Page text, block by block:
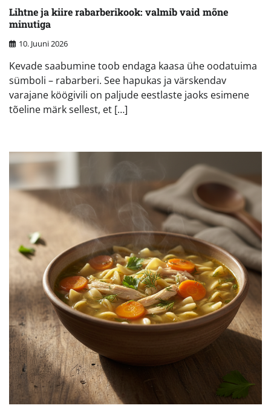
Lihtne ja kiire rabarberikook: valmib vaid mõne
minutiga
10. Juuni 2026
Kevade saabumine toob endaga kaasa ühe oodatuima
sümboli – rabarberi. See hapukas ja värskendav
varajane köögivili on paljude eestlaste jaoks esimene
tõeline märk sellest, et […]